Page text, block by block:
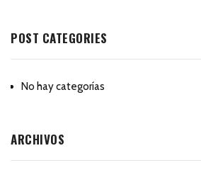
POST CATEGORIES
No hay categorías
ARCHIVOS